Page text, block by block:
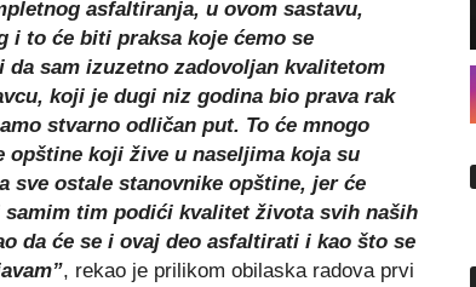
asfaltiranja, u ovom sastavu,
i to će biti praksa koje ćemo se
sam izuzetno zadovoljan kvalitetom
koji je dugi niz godina bio prava rak
stvarno odličan put. To će mnogo
opštine koji žive u naseljima koja su
sve ostale stanovnike opštine, jer će
tim podići kvalitet života svih naših
da će se i ovaj deo asfaltirati i kao što se
, rekao je prilikom obilaska radova prvi